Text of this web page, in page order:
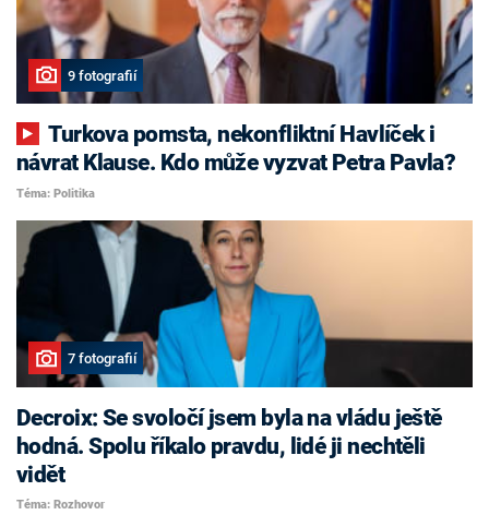
9 fotografií
Turkova pomsta, nekonfliktní Havlíček i
návrat Klause. Kdo může vyzvat Petra Pavla?
Téma: Politika
7 fotografií
Decroix: Se svoločí jsem byla na vládu ještě
hodná. Spolu říkalo pravdu, lidé ji nechtěli
vidět
Téma: Rozhovor